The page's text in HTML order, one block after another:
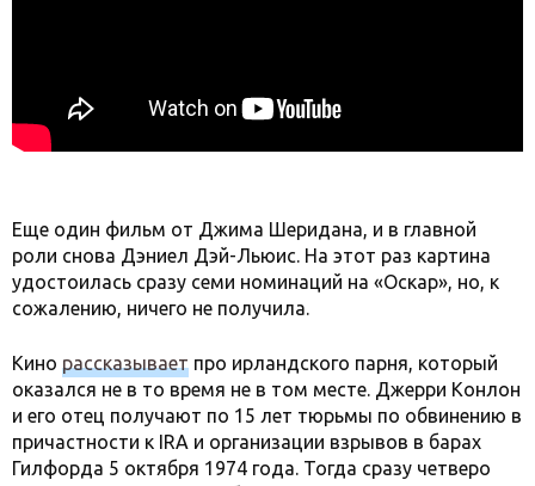
Еще один фильм от Джима Шеридана, и в главной
роли снова Дэниел Дэй-Льюис. На этот раз картина
удостоилась сразу семи номинаций на «Оскар», но, к
сожалению, ничего не получила.
Кино рассказывает про ирландского парня, который
оказался не в то время не в том месте. Джерри Конлон
и его отец получают по 15 лет тюрьмы по обвинению в
причастности к IRA и организации взрывов в барах
Гилфорда 5 октября 1974 года. Тогда сразу четверо